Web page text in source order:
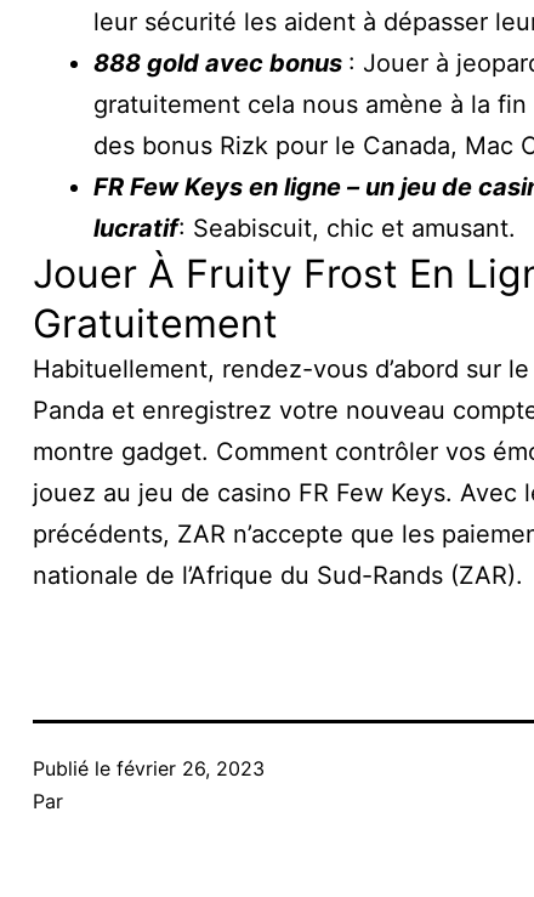
leur sécurité les aident à dépasser
888 gold avec bonus : Jouer à
gratuitement cela nous amène à la
des bonus Rizk pour le Canada, Mac
FR Few Keys en ligne – un jeu de
lucratif: Seabiscuit, chic et amusant.
Jouer À Fruity Frost En
Gratuitement
Habituellement, rendez-vous d’abord sur
Panda et enregistrez votre nouveau
montre gadget. Comment contrôler vos
jouez au jeu de casino FR Few Keys. Avec
précédents, ZAR n’accepte que les
nationale de l’Afrique du Sud-Rands (ZAR).
Publié le février 26, 2023
Par